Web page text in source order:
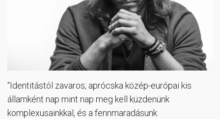
“Identitástól zavaros, aprócska közép-európai kis
államként nap mint nap meg kell küzdenünk
komplexusainkkal, és a fennmaradásunk